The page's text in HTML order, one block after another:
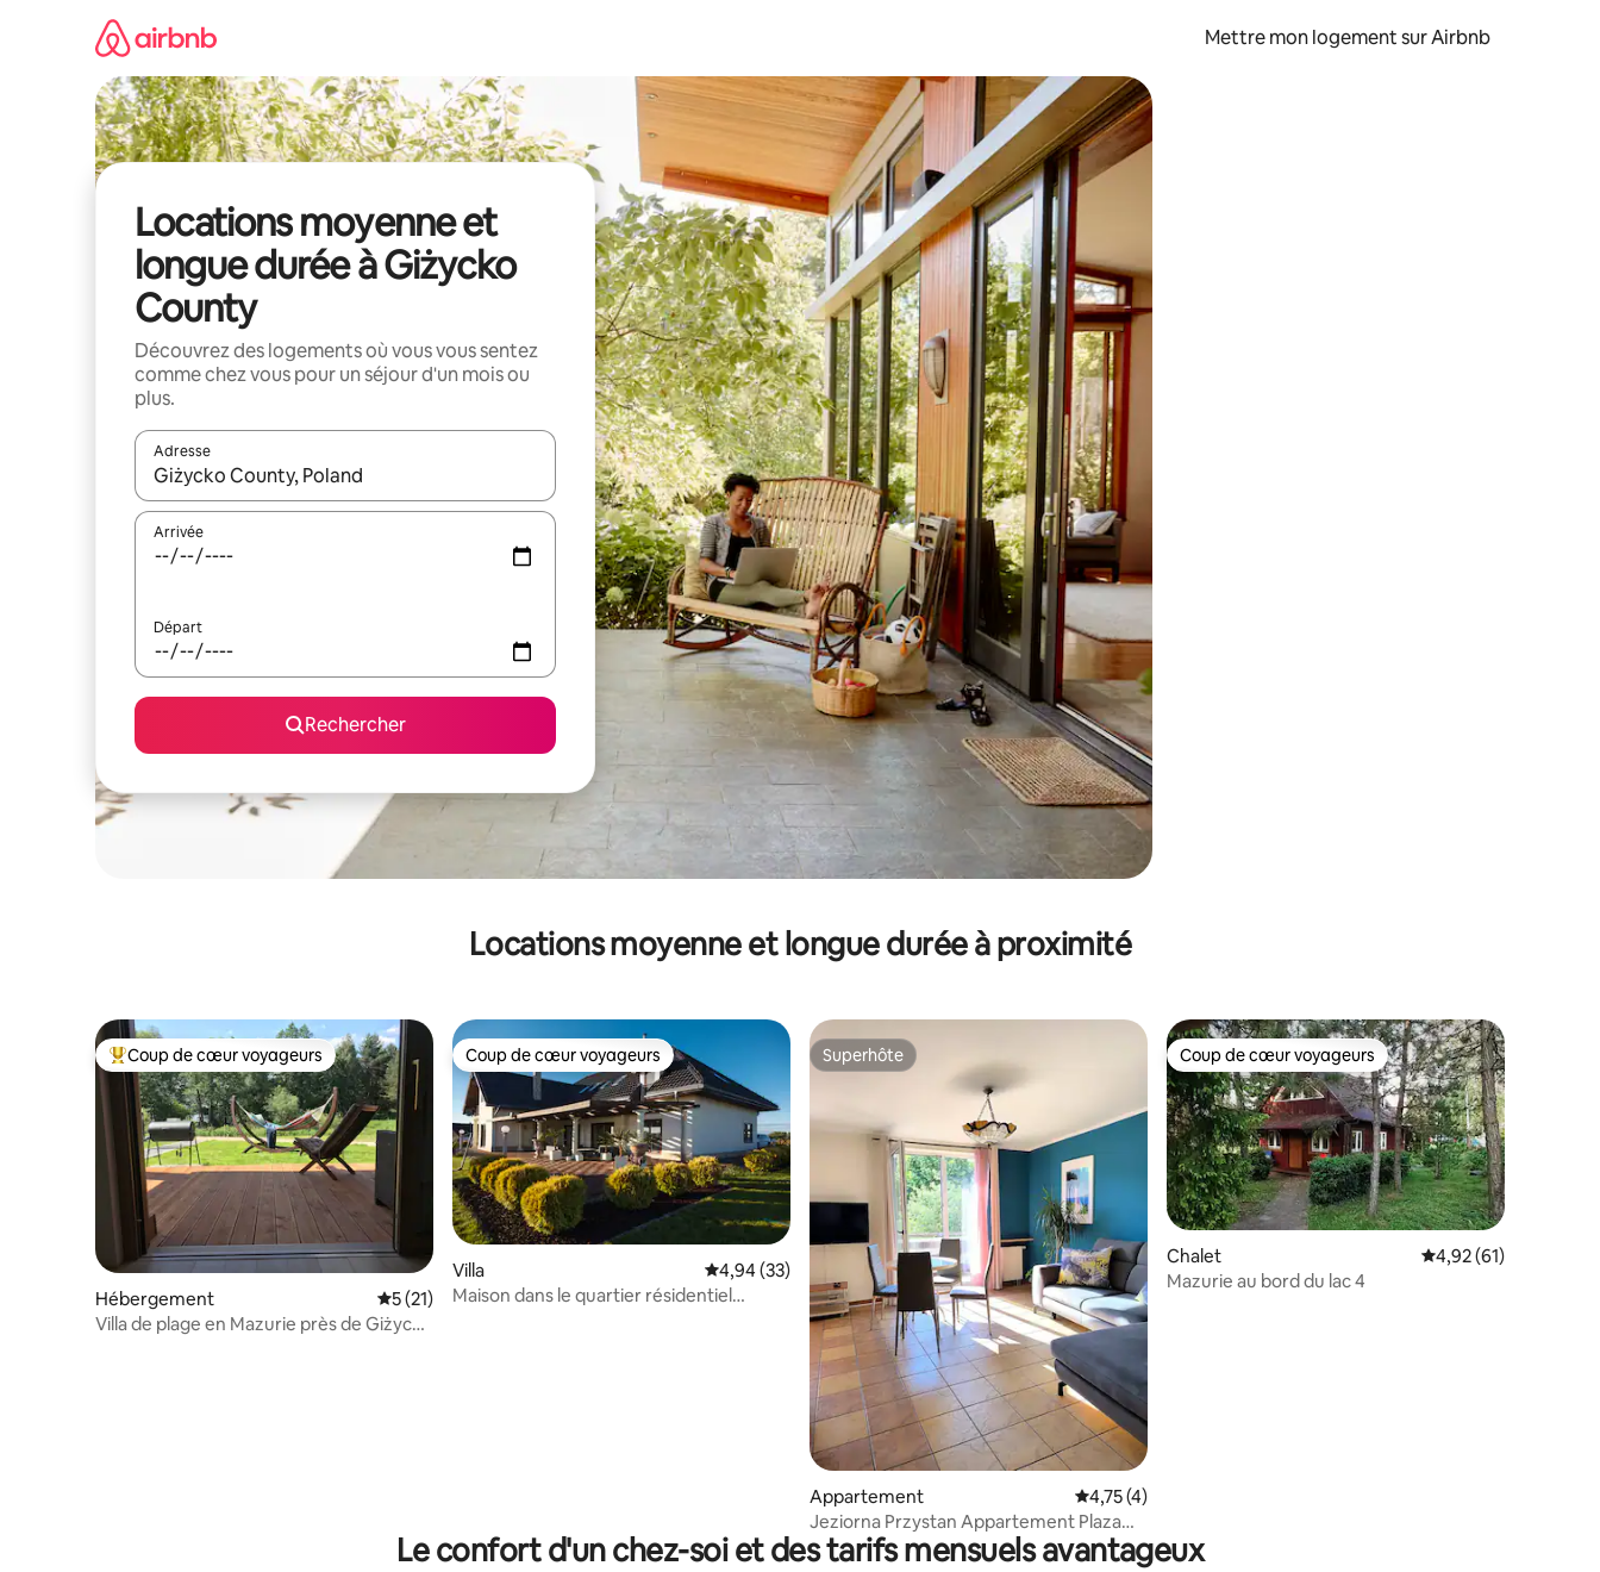
Mettre mon logement sur Airbnb
Locations moyenne et
longue durée à Giżycko
County
Découvrez des logements où vous vous sentez
comme chez vous pour un séjour d'un mois ou
plus.
Adresse
Lorsque les résultats s'affichent, utilisez les flèches vers le haut et vers le bas pour les parcourir ou en appuyant et en faisant glisser.
Arrivée
Départ
Rechercher
Locations moyenne et longue durée à proximité
Coups de cœur voyageurs les plus appréciés
Coup de cœur voyageurs
Hébergement Évaluation moyenne sur la base de 21 commentaires : 5 sur 5
5 (21)
Villa de plage en Mazurie près de Giżycko
Coup de cœur voyageurs
Coup de cœur voyageurs
Villa Évaluation moyenne sur la base de 33 commentaires : 4,94 sur 5
4,94 (33)
Maison dans le quartier résidentiel
Superhôte
Superhôte
Appartement Évaluation moyenne sur la base de 4 commentaires : 4,75 sur 5
4,75 (4)
Jeziorna Przystan Appartement Plaza
Gizycko 200 m
Coup de cœur voyageurs
Coup de cœur voyageurs
Chalet Évaluation moyenne
4,92 (61)
Mazurie au bord du lac 4
Le confort d'un chez-soi et des tarifs mensuels avantageux